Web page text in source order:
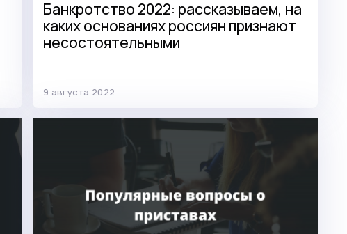
Банкротство 2022: рассказываем, на
каких основаниях россиян признают
несостоятельными
9 августа 2022